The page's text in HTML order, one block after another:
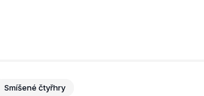
Smíšené čtyřhry